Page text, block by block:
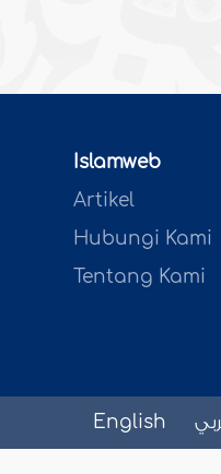
Islamweb
Artikel
Hubungi Kami
Tentang Kami
English